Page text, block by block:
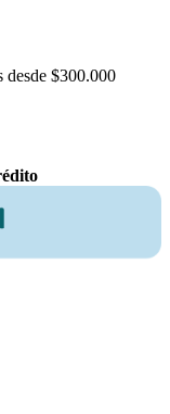
desde $300.000